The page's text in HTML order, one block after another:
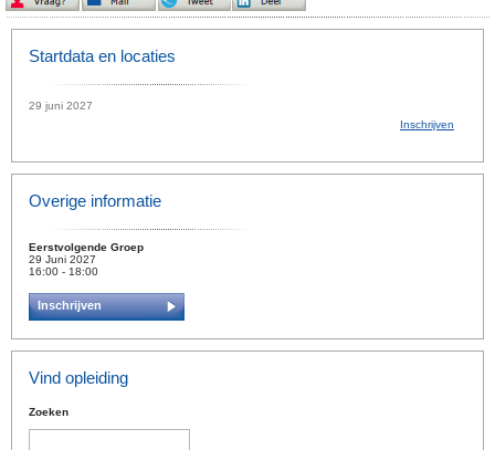
Startdata en locaties
29 juni 2027
Inschrijven
Overige informatie
Eerstvolgende Groep
29 Juni 2027
16:00 - 18:00
Inschrijven
Vind opleiding
Zoeken